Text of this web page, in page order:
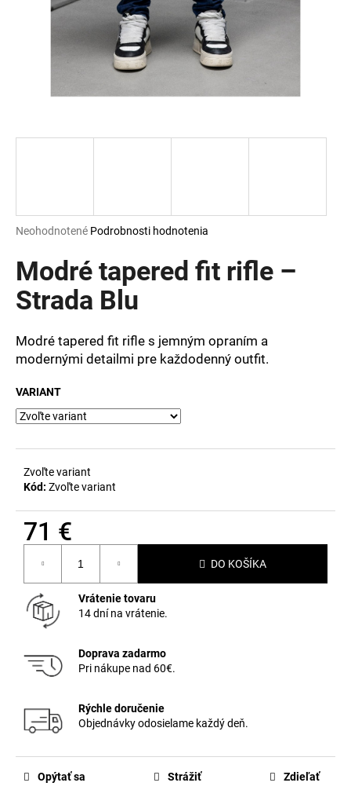
Priemerné
produktu
je
0,0
z
hviezdičiek.
Neohodnotené Podrobnosti hodnotenia
Modré tapered fit rifle –
Strada Blu
Modré tapered fit rifle s jemným opraním a
modernými detailmi pre každodenný outfit.
VARIANT
Zvoľte variant
Kód: Zvoľte variant
71 €
cena:
DO KOŠÍKA
Vrátenie tovaru
14 dní na vrátenie.
Doprava zadarmo
Pri nákupe nad 60€.
Rýchle doručenie
Objednávky odosielame každý deň.
Opýtať sa Strážiť Zdieľať
d
p
o
ú
č
m
e